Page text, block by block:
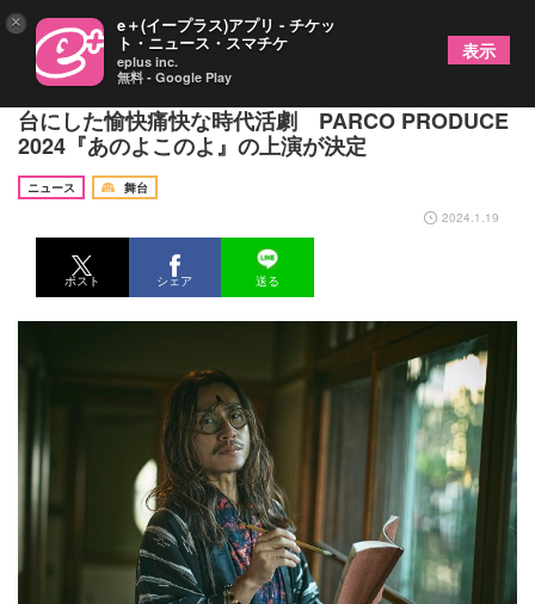
安田章大＆青木豪のタッグでおくる、明治初期を舞
台にした愉快痛快な時代活劇 PARCO PRODUCE
2024『あのよこのよ』の上演が決定
ニュース
舞台
2024.1.19
ポスト シェア 送る
× e＋(イープラス)アプリ - チケッ
ト・ニュース・スマチケ
eplus inc.
無料 - Google Play
表示